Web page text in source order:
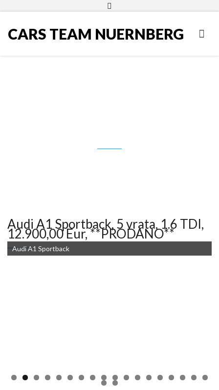
CARS TEAM NUERNBERG
Audi A1 Sportback, 5 vrata, 1.6 TDI,
12.900,00 Eur, **PRODANO**
Audi A1 Sportback
Audi A1 Sportback